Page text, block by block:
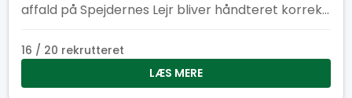
affald på Spejdernes Lejr bliver håndteret korrekt,
affaldcontainere bliver tømt efter behov.
16 / 20 rekrutteret
LÆS MERE